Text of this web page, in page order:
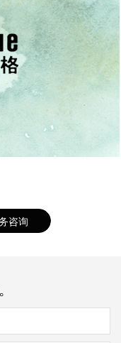
咨询